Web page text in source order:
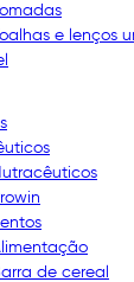
e lenços
de cereal